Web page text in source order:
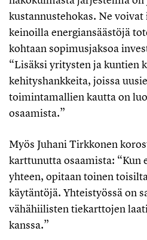
kustannustehokas. Ne
keinoilla energiansäästöjä
kohtaan sopimusjaksoa
“Lisäksi yritysten ja kuntien
kehityshankkeita, joissa
toimintamallien kautta on
osaamista.”
Myös Juhani Tirkkonen
karttunutta osaamista:
yhteen, opitaan toinen
käytäntöjä. Yhteistyössä on
vähähiilisten tiekarttojen
kanssa.”